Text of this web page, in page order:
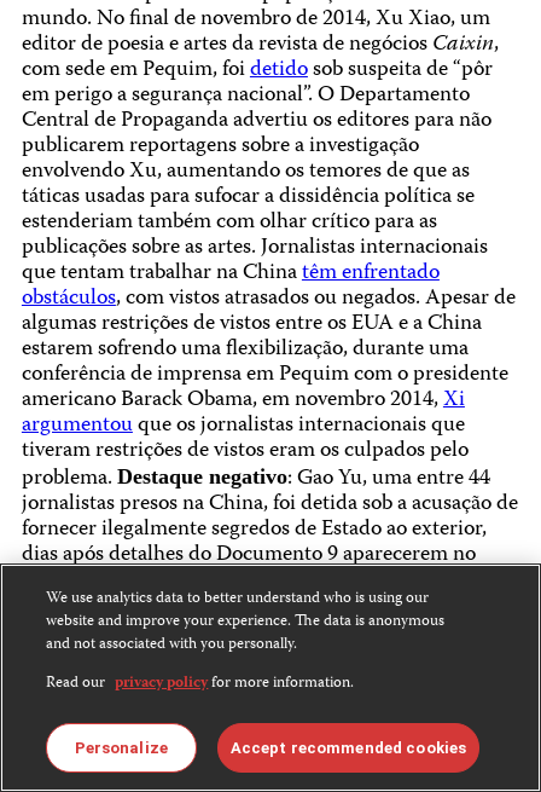
mundo. No final de novembro de 2014, Xu Xiao, um
editor de poesia e artes da revista de negóciosCaixin,
com sede em Pequim, foidetidosob suspeita de “pôr
em perigo a segurança nacional”. O Departamento
Central de Propaganda advertiu os editores para não
publicarem reportagens sobre a investigação
envolvendo Xu, aumentando os temores de que as
táticas usadas para sufocar a dissidência política se
estenderiam também com olhar crítico para as
publicações sobre as artes. Jornalistas internacionais
que tentam trabalhar na Chinatêm enfrentado
obstáculos, com vistos atrasados ou negados. Apesar de
algumas restrições de vistos entre os EUA e a China
estarem sofrendo uma flexibilização, durante uma
conferência de imprensa em Pequim com o presidente
americano Barack Obama, em novembro 2014,Xi
argumentouque os jornalistas internacionais que
tiveram restrições de vistos eram os culpados pelo
problema. Destaque negativo: Gao Yu, uma entre 44
jornalistas presos na China, foi detida sob a acusação de
fornecer ilegalmente segredos de Estado ao exterior,
dias após detalhes do Documento 9 aparecerem no
publicada em Nova York. Gao, 70 anos, apresentou sua
confissão na emissora oficial do estado CCTV, mas,
durante seu julgamento fechado, em 21 de novembro
de 2014, disse que a confissão era falsa e a fez apenas
perseguido, disse seu advogado.
We use analytics data to better understand who is using our
website and improve your experience. The data is anonymous
and not associated with you personally.
Read our privacy policyfor more information.
Personalize Accept recommended cookies